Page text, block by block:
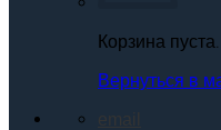
Корзина пуста.
Вернуться в
email